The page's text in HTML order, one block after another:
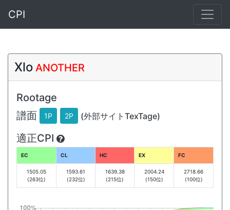
CPI
Xlo ANOTHER
Rootage
譜面
1P 2P (外部サイトTexTage)
適正CPI
EC CL HC EX FC
1505.05
(263位)
1593.61
(232位)
1639.38
(215位)
2004.24
(150位)
2718.66
(100位)